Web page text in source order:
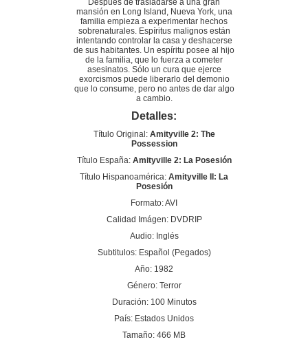
Después de trasladarse a una gran
mansión en Long Island, Nueva York, una
familia empieza a experimentar hechos
sobrenaturales. Espíritus malignos están
intentando controlar la casa y deshacerse
de sus habitantes. Un espíritu posee al hijo
de la familia, que lo fuerza a cometer
asesinatos. Sólo un cura que ejerce
exorcismos puede liberarlo del demonio
que lo consume, pero no antes de dar algo
a cambio.
Detalles:
Título Original: Amityville 2: The
Possession
Título España: Amityville 2: La Posesión
Título Hispanoamérica: Amityville II: La
Posesión
Formato: AVI
Calidad Imágen: DVDRIP
Audio: Inglés
Subtitulos: Español (Pegados)
Año: 1982
Género: Terror
Duración: 100 Minutos
País: Estados Unidos
Tamaño: 466 MB